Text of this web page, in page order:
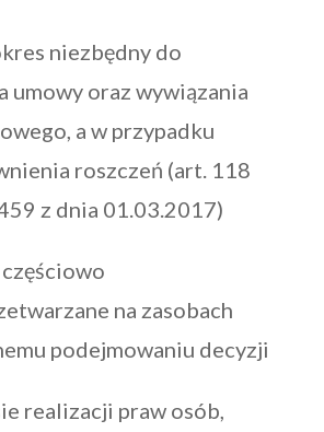
niezbędny do
umowy oraz wywiązania
a w przypadku
roszczeń (art. 118
z dnia 01.03.2017)
na zasobach
podejmowaniu decyzji
realizacji praw osób,